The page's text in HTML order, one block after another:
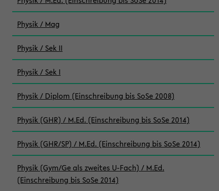
Physik / Mag
Physik / Sek II
Physik / Sek I
Physik / Diplom (Einschreibung bis SoSe 2008)
Physik (GHR) / M.Ed. (Einschreibung bis SoSe 2014)
Physik (GHR/SP) / M.Ed. (Einschreibung bis SoSe 2014)
Physik (Gym/Ge als zweites U-Fach) / M.Ed.
(Einschreibung bis SoSe 2014)